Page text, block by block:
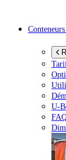
Conteneurs
U-